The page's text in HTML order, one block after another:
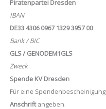
Piratenpartei Dresden
IBAN
DE33 4306 0967 1329 3957 00
Bank / BIC
GLS / GENODEM1GLS
Zweck
Spende KV Dresden
Für eine Spendenbescheinigung
Anschriftangeben.